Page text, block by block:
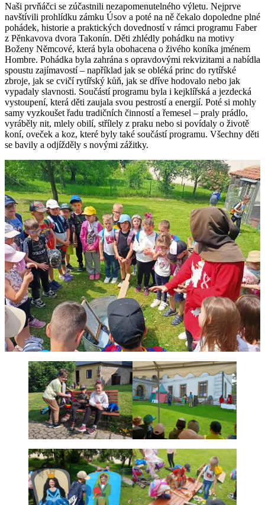
Naši prvňáčci se zúčastnili nezapomenutelného výletu. Nejprve
navštívili prohlídku zámku Úsov a poté na ně čekalo dopoledne plné
pohádek, historie a praktických dovedností v rámci programu Faber
z Pěnkavova dvora Takonín. Děti zhlédly pohádku na motivy
Boženy Němcové, která byla obohacena o živého koníka jménem
Hombre. Pohádka byla zahrána s opravdovými rekvizitami a nabídla
spoustu zajímavostí – například jak se obléká princ do rytířské
zbroje, jak se cvičí rytířský kůň, jak se dříve hodovalo nebo jak
vypadaly slavnosti. Součástí programu byla i kejklířská a jezdecká
vystoupení, která děti zaujala svou pestrostí a energií. Poté si mohly
samy vyzkoušet řadu tradičních činností a řemesel – praly prádlo,
vyráběly nit, mlely obilí, střílely z praku nebo si povídaly o životě
koní, oveček a koz, které byly také součástí programu. Všechny děti
se bavily a odjížděly s novými zážitky.